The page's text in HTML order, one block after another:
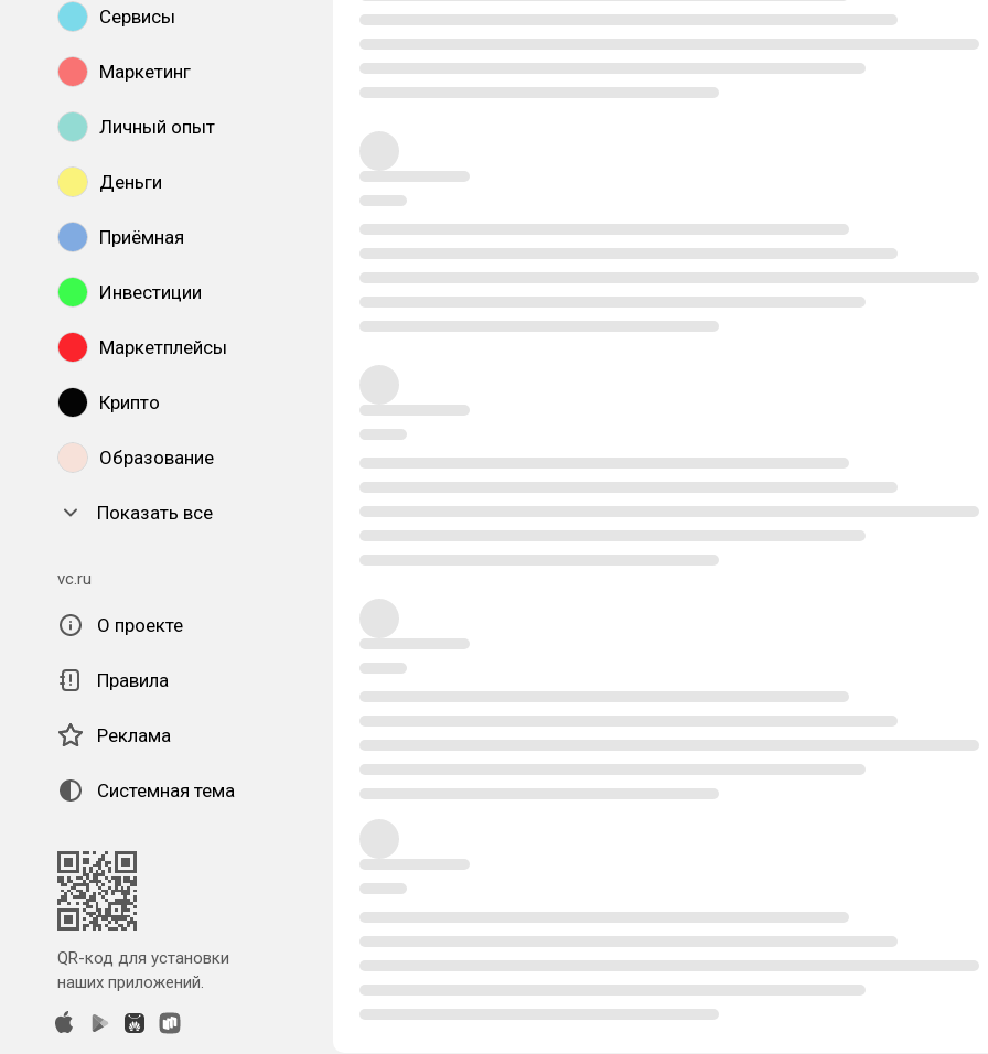
Сервисы
Маркетинг
Личный опыт
Деньги
Приёмная
Инвестиции
Маркетплейсы
Крипто
Образование
Показать все
vc.ru
О проекте
Правила
Реклама
Системная тема
QR-код для установки
наших приложений.